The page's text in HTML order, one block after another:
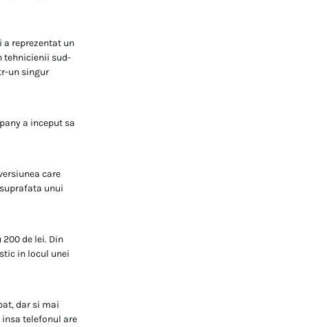
a reprezentat un
tehnicienii sud-
un singur
a inceput sa
care
unui
de lei. Din
in locul unei
dar si mai
insa telefonul are